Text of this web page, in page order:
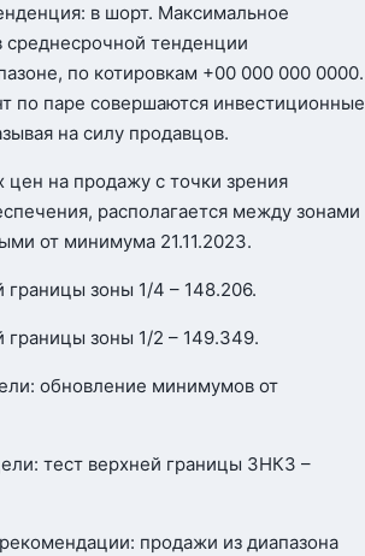
в шорт. Максимальное
тенденции
по котировкам +00 000 000 0000.
по паре совершаются инвестиционные
на силу продавцов.
цен на продажу с точки зрения
располагается между зонами
от минимума 21.11.2023.
границы зоны 1/4 – 148.206.
границы зоны 1/2 – 149.349.
обновление минимумов от
тест верхней границы ЗНКЗ –
продажи из диапазона